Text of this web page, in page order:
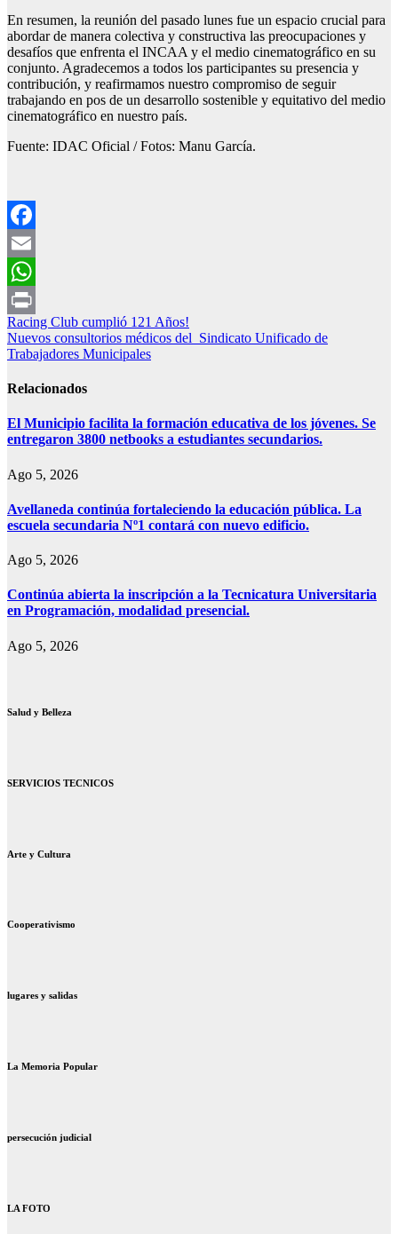
En resumen, la reunión del pasado lunes fue un espacio crucial para
abordar de manera colectiva y constructiva las preocupaciones y
desafíos que enfrenta el INCAA y el medio cinematográfico en su
conjunto. Agradecemos a todos los participantes su presencia y
contribución, y reafirmamos nuestro compromiso de seguir
trabajando en pos de un desarrollo sostenible y equitativo del medio
cinematográfico en nuestro país.
Fuente: IDAC Oficial / Fotos: Manu García.
Facebook
Email
WhatsApp
Print
Navegación
de
Racing Club cumplió 121 Años!
Nuevos consultorios médicos del Sindicato Unificado de
Trabajadores Municipales
Relacionados
El Municipio facilita la formación educativa de los jóvenes. Se
entregaron 3800 netbooks a estudiantes secundarios.
Ago 5, 2026
Avellaneda continúa fortaleciendo la educación pública. La
escuela secundaria Nº1 contará con nuevo edificio.
Ago 5, 2026
Continúa abierta la inscripción a la Tecnicatura Universitaria
en Programación, modalidad presencial.
Ago 5, 2026
Salud y Belleza
SERVICIOS TECNICOS
Arte y Cultura
Cooperativismo
lugares y salidas
La Memoria Popular
persecución judicial
LA FOTO